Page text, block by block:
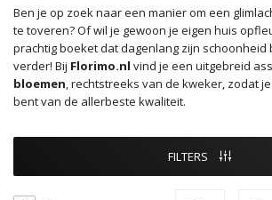
Ben je op zoek naar een manier om een
te toveren? Of wil je gewoon je eigen huis
prachtig boeket dat dagenlang zijn schoonheid
verder! Bij Florimo.nl vind je een uitgebreid
bloemen , rechtstreeks van de kweker, zodat
bent van de allerbeste kwaliteit.
FILTERS